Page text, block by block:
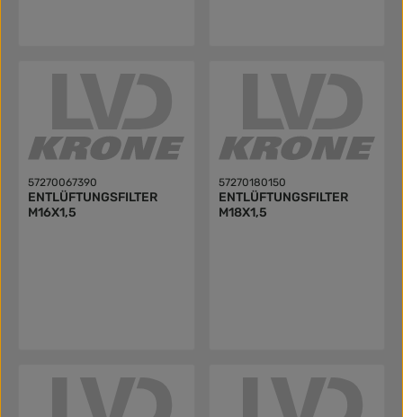
57270067390
ENTLÜFTUNGSFILTER
M16X1,5
57270180150
ENTLÜFTUNGSFILTER
M18X1,5